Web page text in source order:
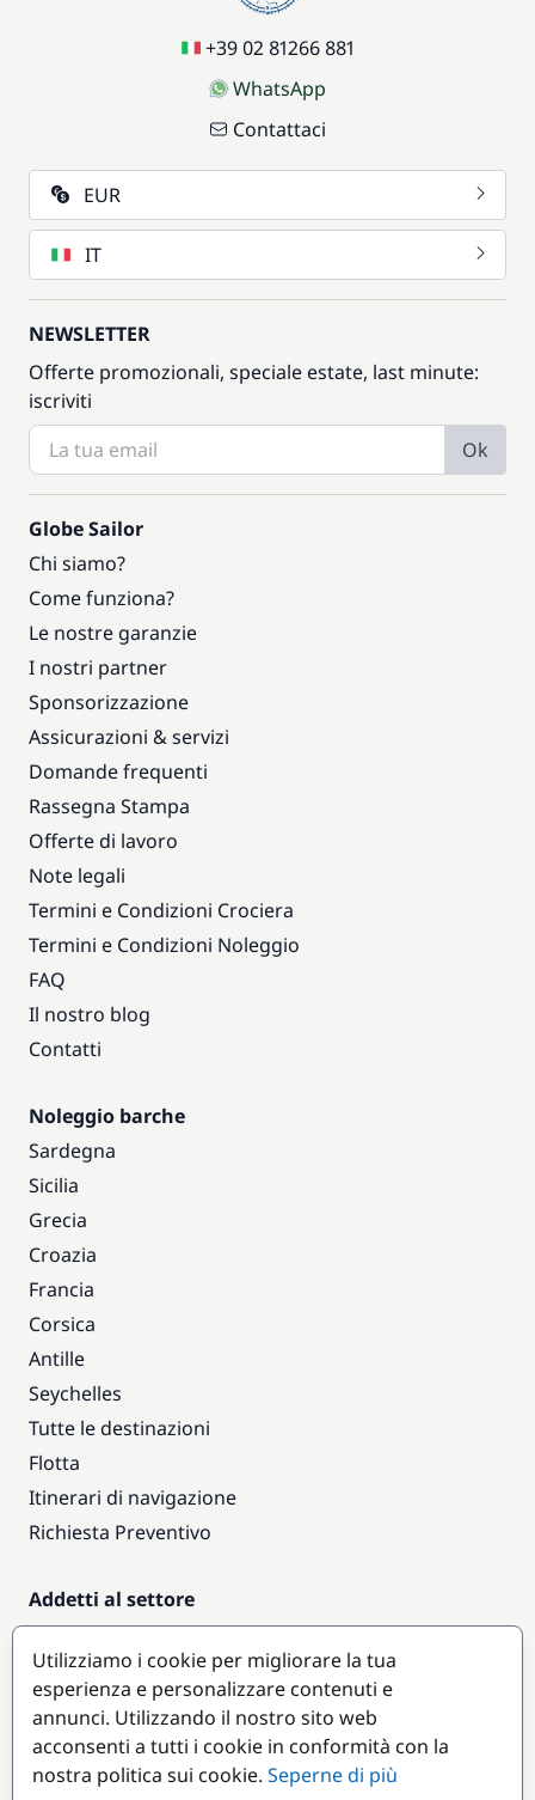
+39 02 81266 881
WhatsApp
Contattaci
EUR
IT
NEWSLETTER
Offerte promozionali, speciale estate, last minute:
iscriviti
Ok
Globe Sailor
Chi siamo?
Come funziona?
Le nostre garanzie
I nostri partner
Sponsorizzazione
Assicurazioni & servizi
Domande frequenti
Rassegna Stampa
Offerte di lavoro
Note legali
Termini e Condizioni Crociera
Termini e Condizioni Noleggio
FAQ
Il nostro blog
Contatti
Noleggio barche
Sardegna
Sicilia
Grecia
Croazia
Francia
Corsica
Antille
Seychelles
Tutte le destinazioni
Flotta
Itinerari di navigazione
Richiesta Preventivo
Addetti al settore
Accesso armatori
Diventare partner
Destinazioni popolari
Utilizziamo i cookie per migliorare la tua
esperienza e personalizzare contenuti e
annunci. Utilizzando il nostro sito web
acconsenti a tutti i cookie in conformità con la
nostra politica sui cookie. Seperne di più